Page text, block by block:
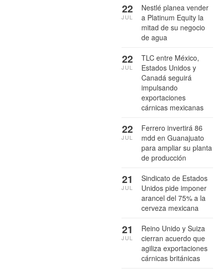
Nestlé planea vender
a Platinum Equity la
mitad de su negocio
de agua
22
JUL
TLC entre México,
Estados Unidos y
Canadá seguirá
impulsando
exportaciones
cárnicas mexicanas
22
JUL
Ferrero invertirá 86
mdd en Guanajuato
para ampliar su planta
de producción
22
JUL
Sindicato de Estados
Unidos pide imponer
arancel del 75% a la
cerveza mexicana
21
JUL
Reino Unido y Suiza
cierran acuerdo que
agiliza exportaciones
cárnicas británicas
21
JUL